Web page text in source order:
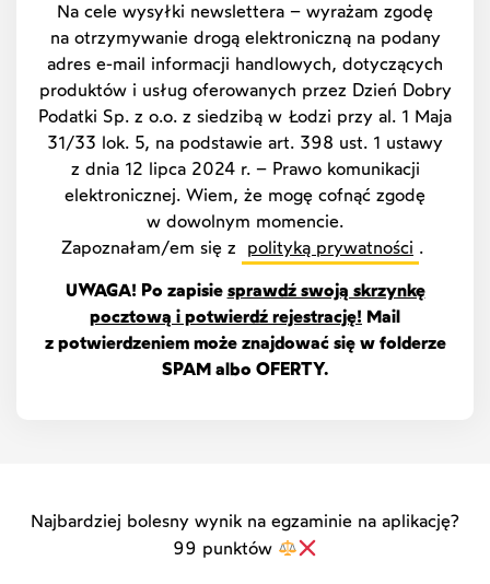
Na cele wysyłki newslettera – wyrażam zgodę
na otrzymywanie drogą elektroniczną na podany
adres e-mail informacji handlowych, dotyczących
produktów i usług oferowanych przez Dzień Dobry
Podatki Sp. z o.o. z siedzibą w Łodzi przy al. 1 Maja
31/33 lok. 5, na podstawie art. 398 ust. 1 ustawy
z dnia 12 lipca 2024 r. – Prawo komunikacji
elektronicznej. Wiem, że mogę cofnąć zgodę
w dowolnym momencie.
Zapoznałam/em się z
polityką prywatności .
UWAGA! Po zapisie sprawdź swoją skrzynkę
pocztową i potwierdź rejestrację! Mail
z potwierdzeniem może znajdować się w folderze
SPAM albo OFERTY.
Najbardziej bolesny wynik na egzaminie na aplikację?
99 punktów